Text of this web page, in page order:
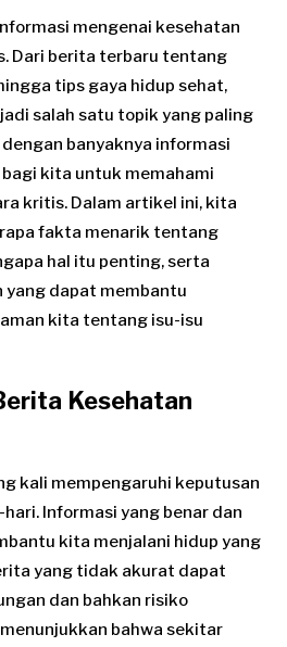
mengenai kesehatan
Dari berita terbaru tentang
tips gaya hidup sehat,
salah satu topik yang paling
banyaknya informasi
kita untuk memahami
kritis. Dalam artikel ini, kita
fakta menarik tentang
hal itu penting, serta
yang dapat membantu
kita tentang isu-isu
Kesehatan
kali mempengaruhi keputusan
Informasi yang benar dan
kita menjalani hidup yang
yang tidak akurat dapat
dan bahkan risiko
bahwa sekitar